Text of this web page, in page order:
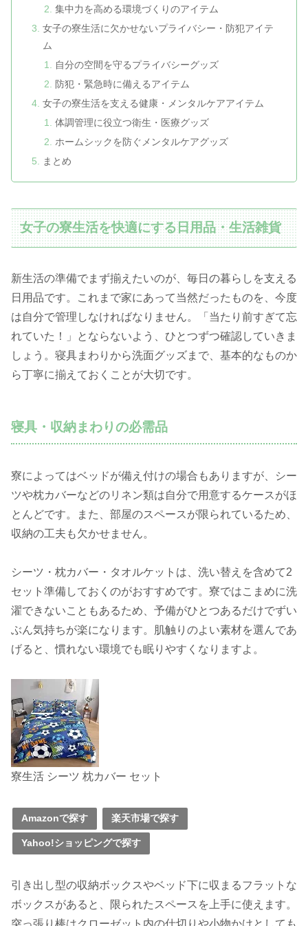
集中力を高める環境づくりのアイテム
女子の寮生活に欠かせないプライバシー・防犯アイテ
ム
自分の空間を守るプライバシーグッズ
防犯・緊急時に備えるアイテム
女子の寮生活を支える健康・メンタルケアアイテム
体調管理に役立つ衛生・医療グッズ
ホームシックを防ぐメンタルケアグッズ
まとめ
女子の寮生活を快適にする日用品・生活雑貨
新生活の準備でまず揃えたいのが、毎日の暮らしを支える
日用品です。これまで家にあって当然だったものを、今度
は自分で管理しなければなりません。「当たり前すぎて忘
れていた！」とならないよう、ひとつずつ確認していきま
しょう。寝具まわりから洗面グッズまで、基本的なものか
ら丁寧に揃えておくことが大切です。
寝具・収納まわりの必需品
寮によってはベッドが備え付けの場合もありますが、シー
ツや枕カバーなどのリネン類は自分で用意するケースがほ
とんどです。また、部屋のスペースが限られているため、
収納の工夫も欠かせません。
シーツ・枕カバー・タオルケットは、洗い替えを含めて2
セット準備しておくのがおすすめです。寮ではこまめに洗
濯できないこともあるため、予備がひとつあるだけでずい
ぶん気持ちが楽になります。肌触りのよい素材を選んであ
げると、慣れない環境でも眠りやすくなりますよ。
寮生活 シーツ 枕カバー セット
Amazonで探す 楽天市場で探す
Yahoo!ショッピングで探す
引き出し型の収納ボックスやベッド下に収まるフラットな
ボックスがあると、限られたスペースを上手に使えます。
突っ張り棒はクローゼット内の仕切りや小物かけとしても